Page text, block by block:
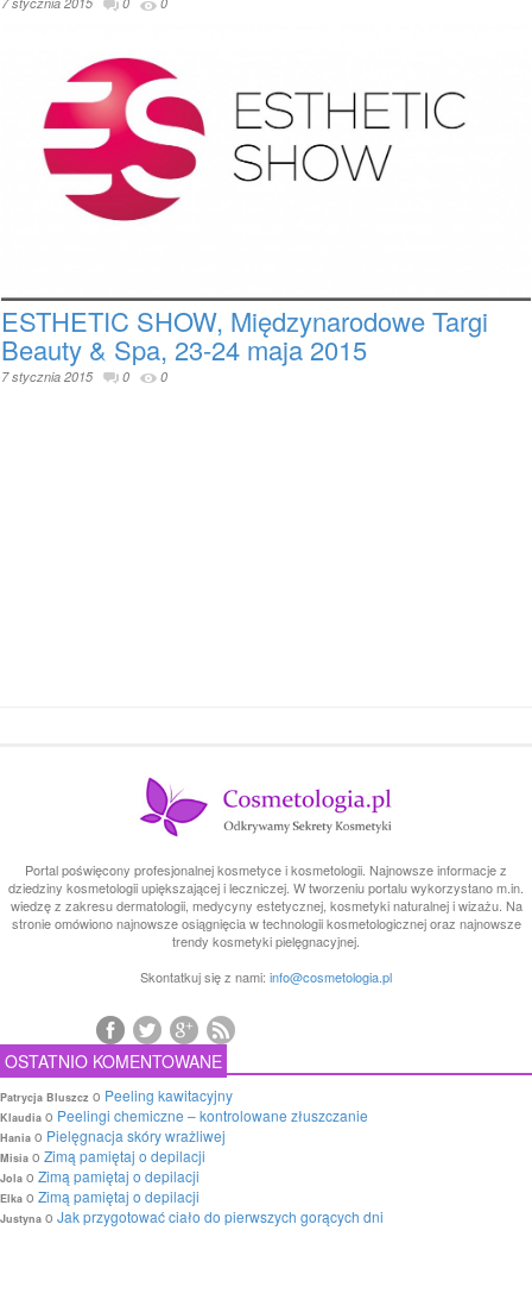
ESTHETIC SHOW, Międzynarodowe Targi
Beauty & Spa, 23-24 maja 2015
7 stycznia 2015 0 0
Portal poświęcony profesjonalnej kosmetyce i kosmetologii. Najnowsze informacje z
dziedziny kosmetologii upiększającej i leczniczej. W tworzeniu portalu wykorzystano m.in.
wiedzę z zakresu dermatologii, medycyny estetycznej, kosmetyki naturalnej i wizażu. Na
stronie omówiono najnowsze osiągnięcia w technologii kosmetologicznej oraz najnowsze
trendy kosmetyki pielęgnacyjnej.
Skontatkuj się z nami: info@cosmetologia.pl
OSTATNIO KOMENTOWANE
Patrycja Bluszcz o Peeling kawitacyjny
Klaudia o Peelingi chemiczne – kontrolowane złuszczanie
Hania o Pielęgnacja skóry wrażliwej
Misia o Zimą pamiętaj o depilacji
Jola o Zimą pamiętaj o depilacji
Elka o Zimą pamiętaj o depilacji
Justyna o Jak przygotować ciało do pierwszych gorących dni